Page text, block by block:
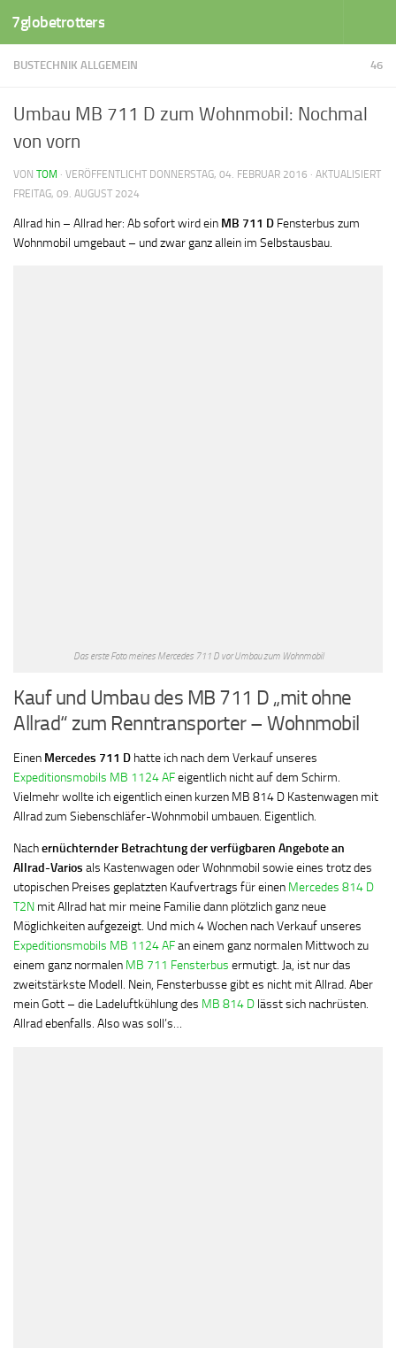
Zum Inhalt springen
7globetrotters
BUSTECHNIK ALLGEMEIN 46
Umbau MB 711 D zum Wohnmobil: Nochmal
von vorn
VON TOM · VERÖFFENTLICHT DONNERSTAG, 04. FEBRUAR 2016 · AKTUALISIERT
FREITAG, 09. AUGUST 2024
Allrad hin – Allrad her: Ab sofort wird ein MB 711 D Fensterbus zum
Wohnmobil umgebaut – und zwar ganz allein im Selbstausbau.
Das erste Foto meines Mercedes 711 D vor Umbau zum Wohnmobil
Kauf und Umbau des MB 711 D „mit ohne
Allrad“ zum Renntransporter – Wohnmobil
Einen Mercedes 711 D hatte ich nach dem Verkauf unseres
Expeditionsmobils MB 1124 AFeigentlich nicht auf dem Schirm.
Vielmehr wollte ich eigentlich einen kurzen MB 814 D Kastenwagen mit
Allrad zum Siebenschläfer-Wohnmobil umbauen. Eigentlich.
Nachernüchternder Betrachtung der verfügbaren Angebote an
Allrad-Varios als Kastenwagen oder Wohnmobil sowie eines trotz des
utopischen Preises geplatzten Kaufvertrags für einen Mercedes 814 D
T2N mit Allrad hat mir meine Familie dann plötzlich ganz neue
Möglichkeiten aufgezeigt. Und mich 4 Wochen nach Verkauf unseres
Expeditionsmobils MB 1124 AFan einem ganz normalen Mittwoch zu
einem ganz normalen MB 711 Fensterbus ermutigt. Ja, ist nur das
zweitstärkste Modell. Nein, Fensterbusse gibt es nicht mit Allrad. Aber
mein Gott – die Ladeluftkühlung des MB 814 D lässt sich nachrüsten.
Allrad ebenfalls. Also was soll’s…